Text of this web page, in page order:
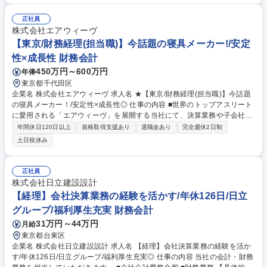
用しての資料作成■電話応対等 ※総務・人事等兼務の可能性有【人間関係
◎】チャットを活用してチームで密な情報共有を行い、お互いの現状を見
える化させ協働.和気あいあいとメリハリをつけ働いています!【入社後の
流れ】約1～2ヶ月の研修の後、経理チームに配属。※本配属後もOJTにて
自走できるまで丁寧にサポートします！ 募集職種 【経理】未経験から経
理部長候補に！CFO直下でスピード感をもちスキルアップ
正社員
株式会社エアウィーヴ
【東京/財務経理(担当職)】今話題の寝具メーカー!/安定
性×成長性 財務会計
年俸450万円～600万円
東京都千代田区
企業名 株式会社エアウィーヴ 求人名 ★【東京/財務経理(担当職)】今話題
の寝具メーカー！/安定性×成長性◎ 仕事の内容 ■世界のトップアスリート
に愛用される「エアウィーヴ」を展開する当社にて、決算業務や子会社管
理等の財務経理職をお任せ。将来的には業務改善をリードし、チームの中
核として活躍いただくことを期待しています。 【業務詳細】まずは、下記
の業務をお任せできればと考えております。 ・決算業務（単体・連結）
・月次・四半期・年次決算の業務（仕訳、出納管理など基礎業務含む） ※
その他の業務に関しては、これまでのご経験など考慮しお願いしていきた
いと思います。弊社ではOBIC・楽楽精算を使用しております。 募集職種
★【東京/財務経理(担当職)】今話題の寝具メーカー！/安定性×成長性◎
年間休日120日以上 資格取得支援あり 退職金あり
完全週休2日制
土日祝休み
正社員
株式会社日立建設設計
【経理】会社決算業務の経験を活かす/年休126日/日立
グループ/福利厚生充実 財務会計
月給31万円～44万円
東京都台東区
企業名 株式会社日立建設設計 求人名 【経理】会社決算業務の経験を活か
す/年休126日/日立グループ/福利厚生充実◎ 仕事の内容 当社の会計・財務